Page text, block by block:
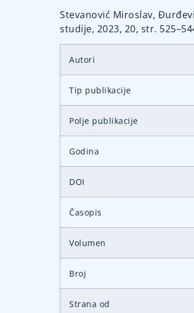
Stevanović Miroslav,
studije, 2023, 20, str.
Autori
Tip publikacije
Polje publikacije
Godina
DOI
Časopis
Volumen
Broj
Strana od